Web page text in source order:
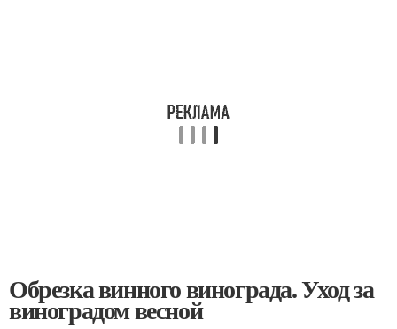
Обрезка винного винограда. Уход за
виноградом весной